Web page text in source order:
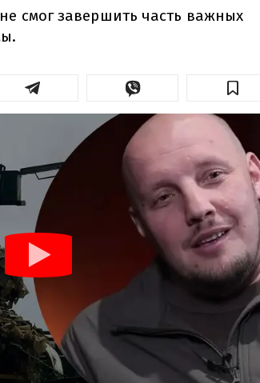
смог завершить часть важных